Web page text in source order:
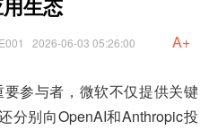
生态
2026-06-03 05:26:00 A+
参与者，微软不仅提供关键
分别向OpenAI和Anthropic投